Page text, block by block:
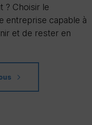
? Choisir le
entreprise capable à
et de rester en